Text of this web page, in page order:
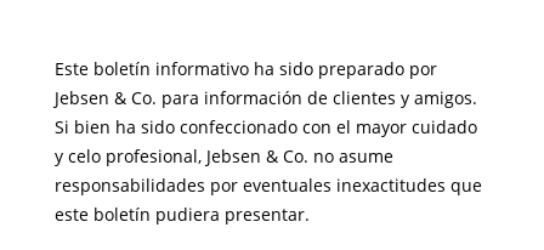
Este boletín informativo ha sido preparado por
Jebsen & Co. para información de clientes y amigos.
Si bien ha sido confeccionado con el mayor cuidado
y celo profesional, Jebsen & Co. no asume
responsabilidades por eventuales inexactitudes que
este boletín pudiera presentar.